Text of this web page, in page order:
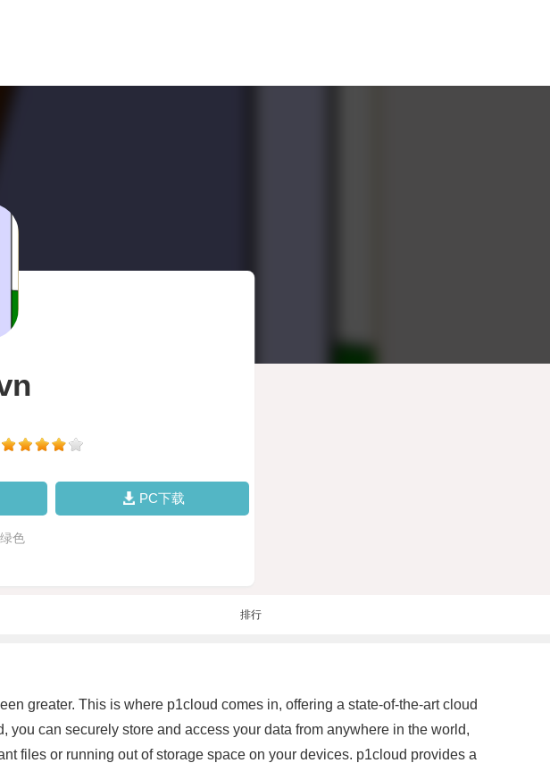
PC下载
色
排行
greater. This is where p1cloud comes in, offering a state-of-the-art cloud
can securely store and access your data from anywhere in the world,
files or running out of storage space on your devices. p1cloud provides a